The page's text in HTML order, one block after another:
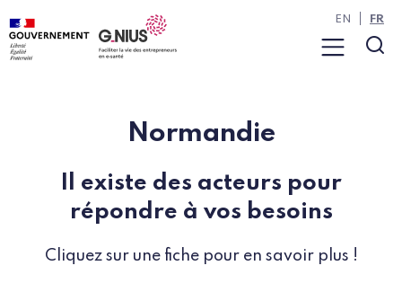
Panneau de gestion des cookies
Aller au contenu
Aller à la navigation
Menu
EN FR
Normandie
Il existe des acteurs pour
répondre à vos besoins
Cliquez sur une fiche pour en savoir plus !